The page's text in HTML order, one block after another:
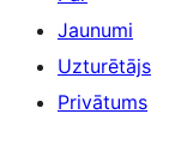
Jaunumi
Uzturētājs
Privātums